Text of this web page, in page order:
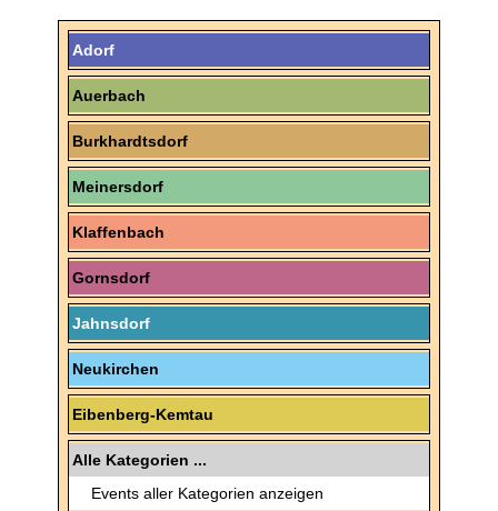
Adorf
Auerbach
Burkhardtsdorf
Meinersdorf
Klaffenbach
Gornsdorf
Jahnsdorf
Neukirchen
Eibenberg-Kemtau
Alle Kategorien ...
Events aller Kategorien anzeigen